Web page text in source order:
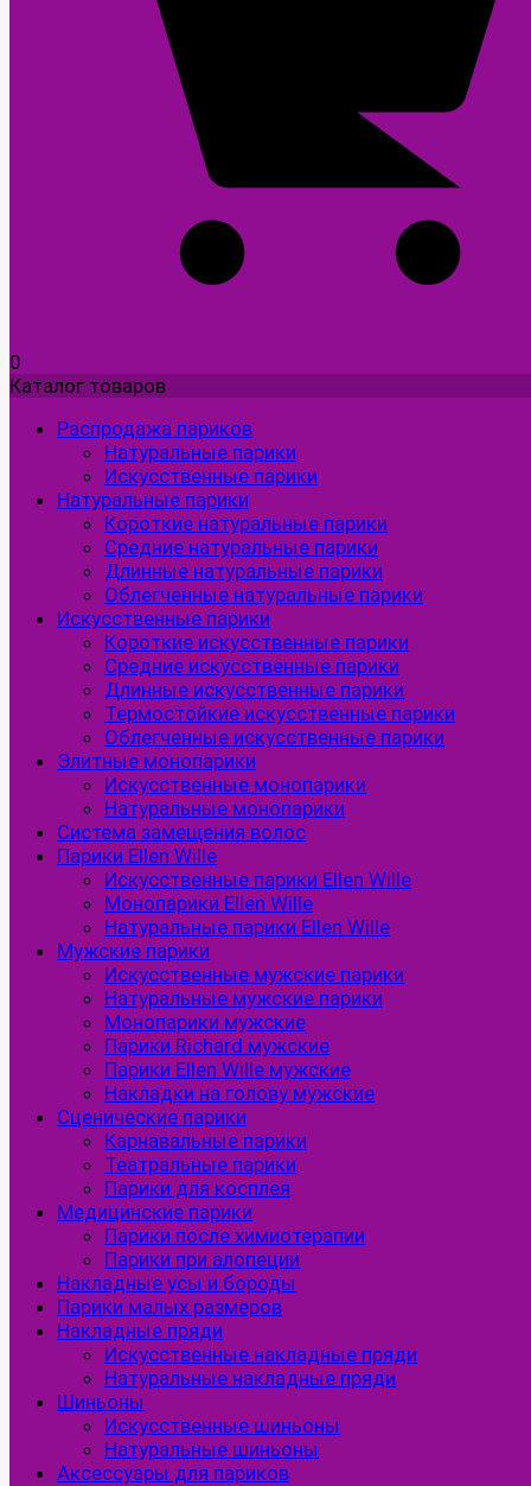
0
Каталог товаров
Распродажа париков
Натуральные парики
Искусственные парики
Натуральные парики
Короткие натуральные парики
Средние натуральные парики
Длинные натуральные парики
Облегченные натуральные парики
Искусственные парики
Короткие искусственные парики
Средние искусственные парики
Длинные искусственные парики
Термостойкие искусственные парики
Облегченные искусственные парики
Элитные монопарики
Искусственные монопарики
Натуральные монопарики
Система замещения волос
Парики Ellen Wille
Искусственные парики Ellen Wille
Монопарики Ellen Wille
Натуральные парики Ellen Wille
Мужские парики
Искусственные мужские парики
Натуральные мужские парики
Монопарики мужские
Парики Richard мужские
Парики Ellen Wille мужские
Накладки на голову мужские
Сценические парики
Карнавальные парики
Театральные парики
Парики для косплея
Медицинские парики
Парики после химиотерапии
Парики при алопеции
Накладные усы и бороды
Парики малых размеров
Накладные пряди
Искусственные накладные пряди
Натуральные накладные пряди
Шиньоны
Искусственные шиньоны
Натуральные шиньоны
Аксессуары для париков